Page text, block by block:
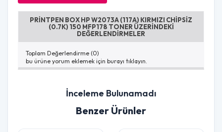
PRINTPEN BOX HP W2073A (117A) KIRMIZI CHIPSIZ
(0.7K) 150 MFP178 TONER ÜZERINDEKI
DEĞERLENDIRMELER
Toplam Değerlendirme (0)
bu ürüne yorum eklemek için burayı tıklayın.
İnceleme Bulunamadı
Benzer Ürünler